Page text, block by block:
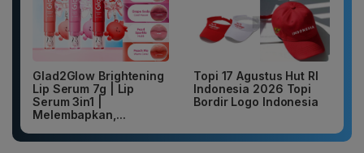
Glad2Glow Brightening
Lip Serum 7g | Lip
Serum 3in1 |
Melembapkan,...
Topi 17 Agustus Hut RI
Indonesia 2026 Topi
Bordir Logo Indonesia